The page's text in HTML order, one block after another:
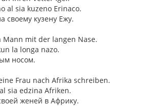
al sia kuzeno Erinaco.
своему кузену Ежу.
Mann mit der langen Nase.
la longa nazo.
носом.
Frau nach Afrika schreiben.
sia edzina Afriken.
женей в Африку.